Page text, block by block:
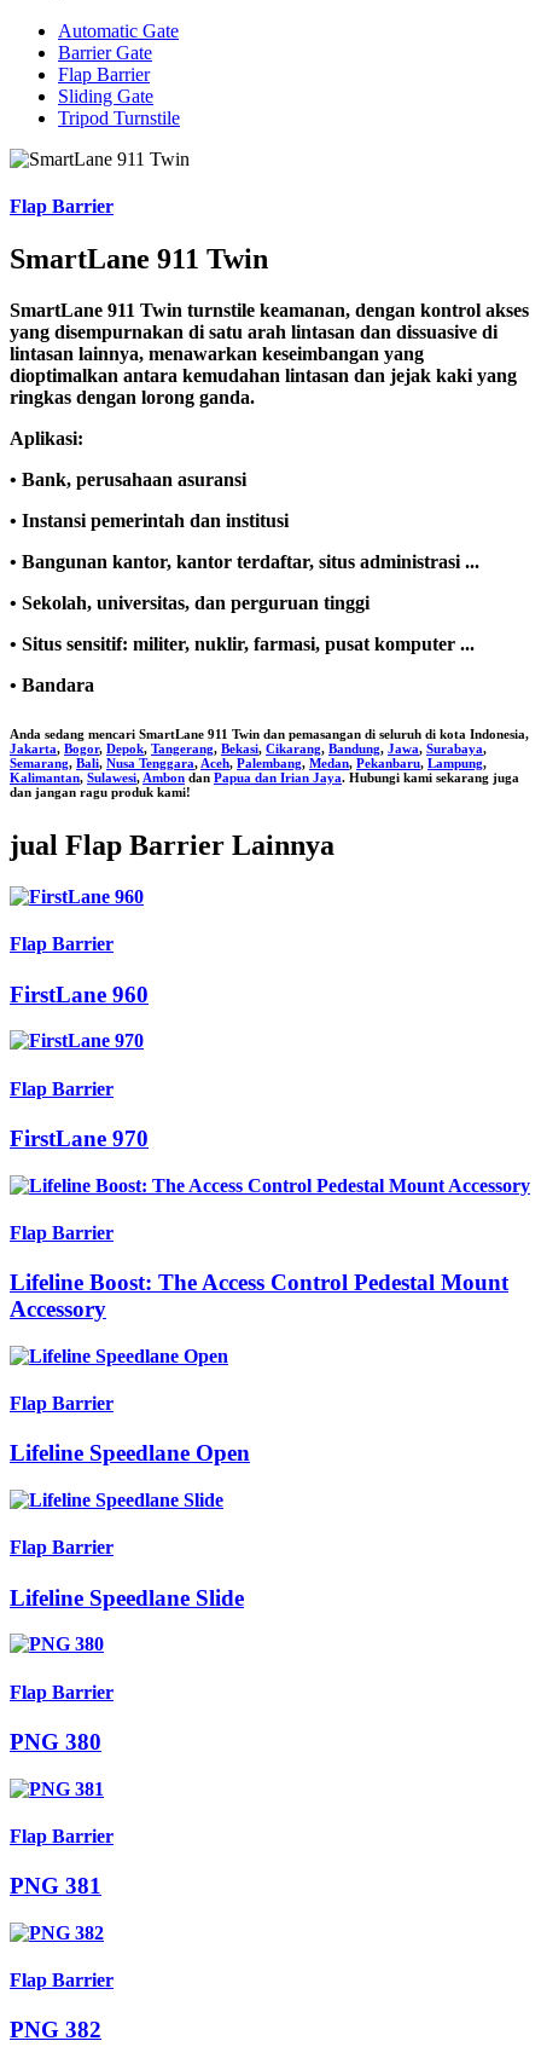
Automatic Gate
Barrier Gate
Flap Barrier
Sliding Gate
Tripod Turnstile
Flap Barrier
SmartLane 911 Twin
SmartLane 911 Twin turnstile keamanan, dengan kontrol akses
yang disempurnakan di satu arah lintasan dan dissuasive di
lintasan lainnya, menawarkan keseimbangan yang
dioptimalkan antara kemudahan lintasan dan jejak kaki yang
ringkas dengan lorong ganda.
Aplikasi:
• Bank, perusahaan asuransi
• Instansi pemerintah dan institusi
• Bangunan kantor, kantor terdaftar, situs administrasi ...
• Sekolah, universitas, dan perguruan tinggi
• Situs sensitif: militer, nuklir, farmasi, pusat komputer ...
• Bandara
Anda sedang mencari SmartLane 911 Twin dan pemasangan di seluruh di kota Indonesia,
Jakarta, Bogor, Depok, Tangerang, Bekasi, Cikarang, Bandung, Jawa, Surabaya,
Semarang, Bali, Nusa Tenggara, Aceh, Palembang, Medan, Pekanbaru, Lampung,
Kalimantan, Sulawesi, Ambon dan Papua dan Irian Jaya. Hubungi kami sekarang juga
dan jangan ragu produk kami!
jual Flap Barrier Lainnya
Flap Barrier
FirstLane 960
Flap Barrier
FirstLane 970
Flap Barrier
Lifeline Boost: The Access Control Pedestal Mount
Accessory
Flap Barrier
Lifeline Speedlane Open
Flap Barrier
Lifeline Speedlane Slide
Flap Barrier
PNG 380
Flap Barrier
PNG 381
Flap Barrier
PNG 382